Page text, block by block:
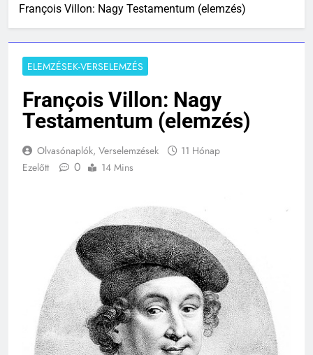
François Villon: Nagy Testamentum (elemzés)
ELEMZÉSEK-VERSELEMZÉS
François Villon: Nagy
Testamentum (elemzés)
Olvasónaplók, Verselemzések
11 Hónap
Ezelőtt
0 14 Mins